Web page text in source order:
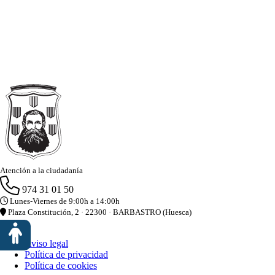
Atención a la ciudadanía
974 31 01 50
Lunes-Viernes de 9:00h a 14:00h
Plaza Constitución, 2 · 22300 · BARBASTRO (Huesca)
Aviso legal
Política de privacidad
Política de cookies